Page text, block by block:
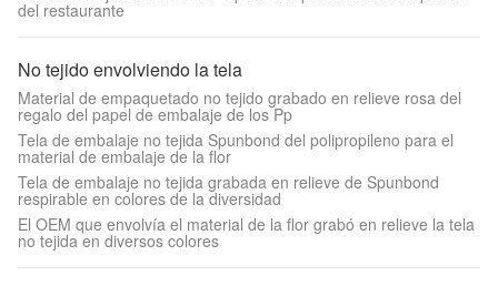
del restaurante
No tejido envolviendo la tela
Material de empaquetado no tejido grabado en relieve rosa del
regalo del papel de embalaje de los Pp
Tela de embalaje no tejida Spunbond del polipropileno para el
material de embalaje de la flor
Tela de embalaje no tejida grabada en relieve de Spunbond
respirable en colores de la diversidad
El OEM que envolvía el material de la flor grabó en relieve la tela
no tejida en diversos colores